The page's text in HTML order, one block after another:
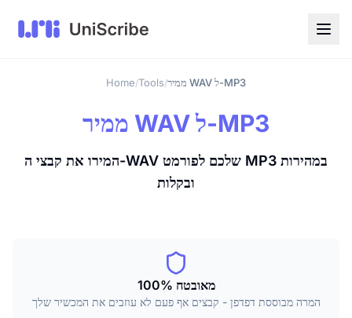
Home/Tools/ ממיר WAV ל-MP3
ממיר WAV ל-MP3
המירו את קבצי ה-WAV שלכם לפורמט MP3 במהירות
ובקלות
100% מאובטח
המרה מבוססת דפדפן - קבצים אף פעם לא עוזבים את המכשיר שלך